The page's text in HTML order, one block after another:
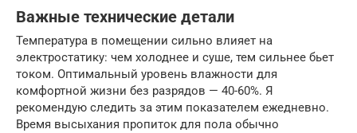
Важные технические детали
Температура в помещении сильно влияет на
электростатику: чем холоднее и суше, тем сильнее бьет
током. Оптимальный уровень влажности для
комфортной жизни без разрядов — 40-60%. Я
рекомендую следить за этим показателем ежедневно.
Время высыхания пропиток для пола обычно